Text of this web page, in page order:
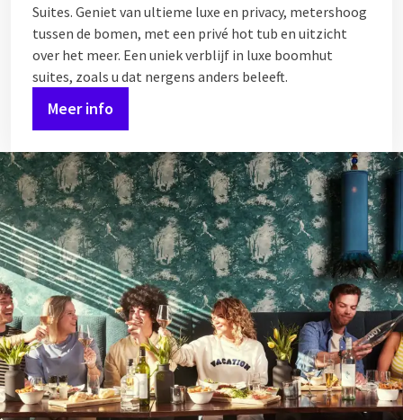
Suites. Geniet van ultieme luxe en privacy, metershoog
tussen de bomen, met een privé hot tub en uitzicht
over het meer. Een uniek verblijf in luxe boomhut
suites, zoals u dat nergens anders beleeft.
Meer info